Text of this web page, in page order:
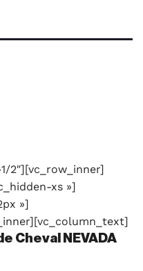
2″][vc_row_inner]
xs »]
»]
Cheval NEVADA